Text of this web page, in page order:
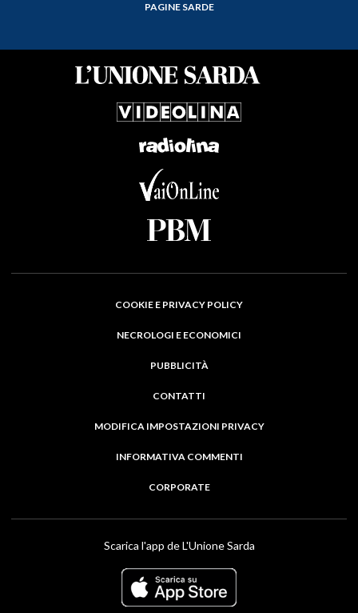
PAGINE SARDE
COOKIE E PRIVACY POLICY
NECROLOGI E ECONOMICI
PUBBLICITÀ
CONTATTI
MODIFICA IMPOSTAZIONI PRIVACY
INFORMATIVA COMMENTI
CORPORATE
Scarica l'app de L'Unione Sarda